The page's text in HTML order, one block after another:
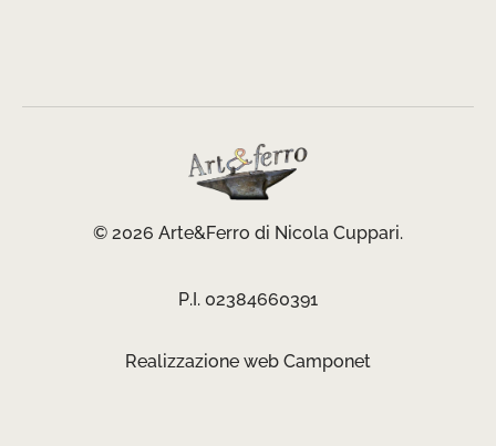
© 2026 Arte&Ferro di Nicola Cuppari.
P.I. 02384660391
Realizzazione web Camponet